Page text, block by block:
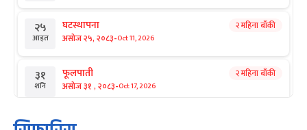
२५
आइत
घटस्थापना
असोज २५, २०८३-Oct 11, 2026
२ महिना बाँकी
३१
शनि
फूलपाती
असोज ३१ , २०८३-Oct 17, 2026
२ महिना बाँकी
१ कार्तिक सङ्क्रान्ति